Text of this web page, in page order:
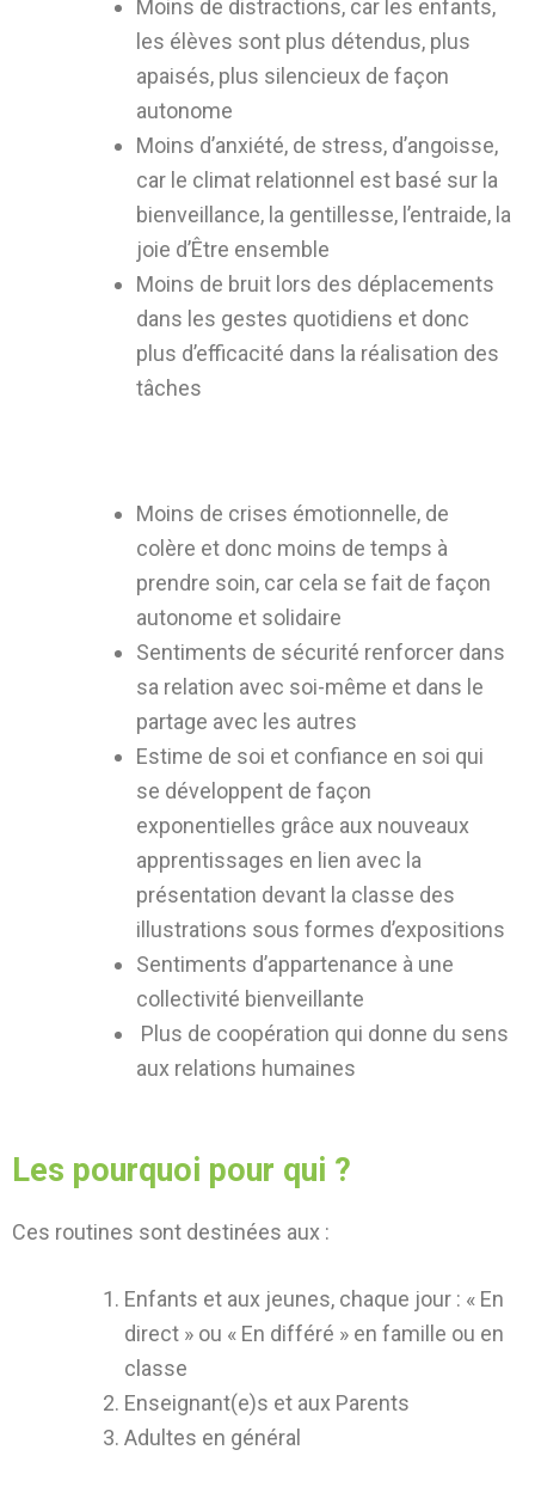
Moins de distractions, car les enfants,
les élèves sont plus détendus, plus
apaisés, plus silencieux de façon
autonome
Moins d’anxiété, de stress, d’angoisse,
car le climat relationnel est basé sur la
bienveillance, la gentillesse, l’entraide, la
joie d’Être ensemble
Moins de bruit lors des déplacements
dans les gestes quotidiens et donc
plus d’efficacité dans la réalisation des
tâches
Moins de crises émotionnelle, de
colère et donc moins de temps à
prendre soin, car cela se fait de façon
autonome et solidaire
Sentiments de sécurité renforcer dans
sa relation avec soi-même et dans le
partage avec les autres
Estime de soi et confiance en soi qui
se développent de façon
exponentielles grâce aux nouveaux
apprentissages en lien avec la
présentation devant la classe des
illustrations sous formes d’expositions
Sentiments d’appartenance à une
collectivité bienveillante
Plus de coopération qui donne du sens
aux relations humaines
Les pourquoi pour qui ?
Ces routines sont destinées aux :
Enfants et aux jeunes, chaque jour : « En
direct » ou « En différé » en famille ou en
classe
Enseignant(e)s et aux Parents
Adultes en général